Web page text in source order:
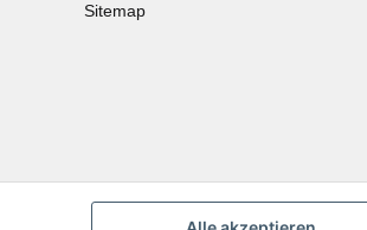
Sitemap